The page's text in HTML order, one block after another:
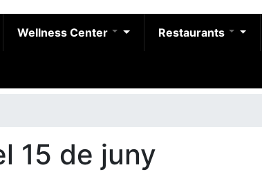
Wellness Center Restaurants
15 de juny